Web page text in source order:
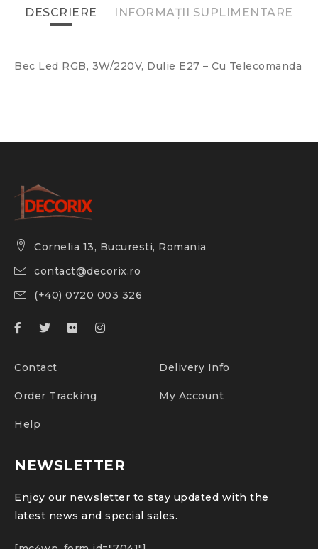
DESCRIERE INFORMAȚII SUPLIMENTARE
Bec Led RGB, 3W/220V, Dulie E27 – Cu Telecomanda
Cornelia 13, Bucuresti, Romania
contact@decorix.ro
(+40) 0720 003 326
Contact Delivery Info
Order Tracking My Account
Help
NEWSLETTER
Enjoy our newsletter to stay updated with the
latest news and special sales.